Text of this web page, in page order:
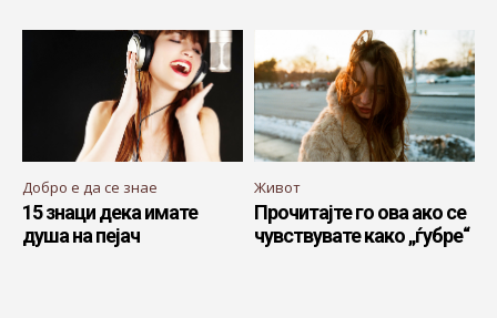
Добро е да се знае
15 знаци дека имате
душа на пејач
Живот
Прочитајте го ова ако се
чувствувате како „ѓубре“